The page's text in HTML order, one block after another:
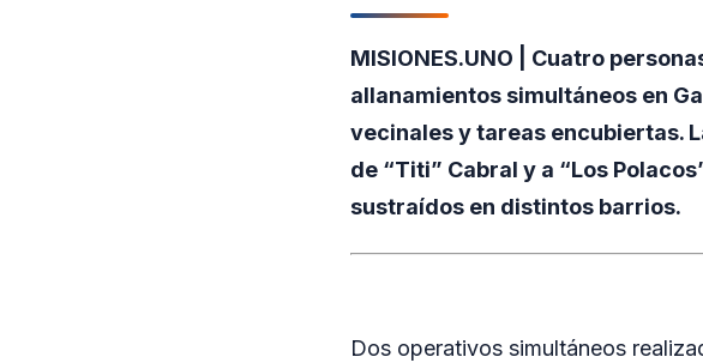
MISIONES.UNO | Cuatro
allanamientos simultáneos en
vecinales y tareas encubiertas.
de “Titi” Cabral y a “Los
sustraídos en distintos barrios.
Dos operativos simultáneos